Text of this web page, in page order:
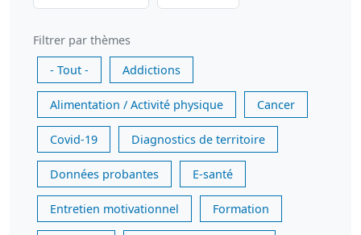
Filtrer par thèmes
- Tout -
Addictions
Alimentation / Activité physique Cancer
Covid-19 Diagnostics de territoire
Données probantes E-santé
Entretien motivationnel Formation